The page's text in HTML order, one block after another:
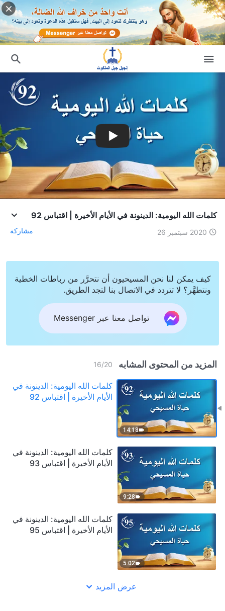
كلمات الله اليومية: الدينونة في الأيام الأخيرة | اقتباس 92
2020 سبتمبر 26 مشاركة
كيف يمكن لنا نحن المسيحيون أن نتحرَّر من رباطات الخطية
ونتطهَّر؟ لا تتردد في الاتصال بنا لتجد الطريق.
تواصل معنا عبر Messenger
المزيد من المحتوى المشابه 16/20
14:18
كلمات الله اليومية: الدينونة في
الأيام الأخيرة | اقتباس 92
9:28
كلمات الله اليومية: الدينونة في
الأيام الأخيرة | اقتباس 93
5:02
كلمات الله اليومية: الدينونة في
الأيام الأخيرة | اقتباس 95
عرض المزيد